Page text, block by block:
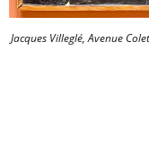
Jacques Villeglé, Avenue